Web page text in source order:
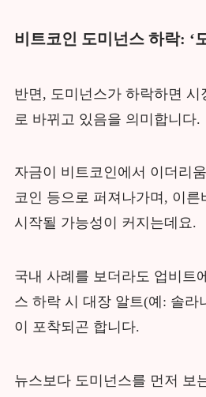
비트코인 도미넌스 하락: ‘
반면, 도미넌스가 하락하면 시
로 바뀌고 있음을 의미합니다.
자금이 비트코인에서 이더리
코인 등으로 퍼져나가며, 이른
시작될 가능성이 커지는데요.
국내 사례를 보더라도 업비트
스 하락 시 대장 알트(예: 솔라
이 포착되곤 합니다.
뉴스보다 도미넌스를 먼저 보